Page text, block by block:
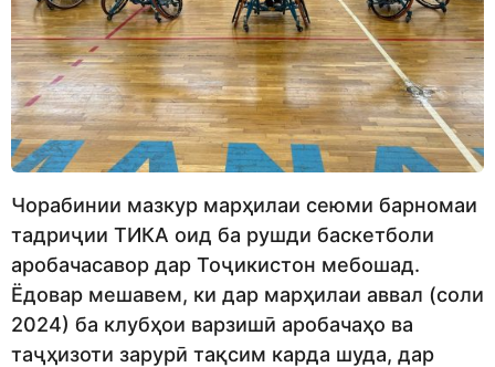
Чорабинии мазкур марҳилаи сеюми барномаи
тадриҷии ТИКА оид ба рушди баскетболи
аробачасавор дар Тоҷикистон мебошад.
Ёдовар мешавем, ки дар марҳилаи аввал (соли
2024) ба клубҳои варзишӣ аробачаҳо ва
таҷҳизоти зарурӣ тақсим карда шуда, дар